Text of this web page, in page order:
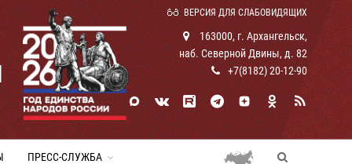
ВЕРСИЯ ДЛЯ СЛАБОВИДЯЩИХ
163000, г. Архангельск,
наб. Северной Двины, д. 82
+7(8182) 20-12-90
ПРЕСС-СЛУЖБА